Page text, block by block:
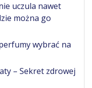
uczula nawet
można go
wybrać na
– Sekret zdrowej